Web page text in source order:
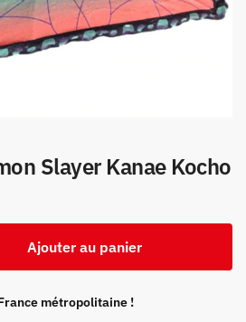
Slayer Kanae Kocho
Ajouter au panier
métropolitaine !